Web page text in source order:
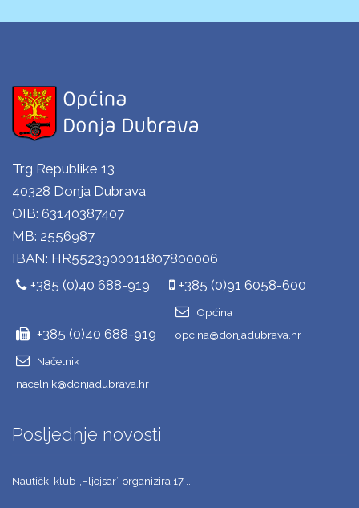
Trg Republike 13
40328 Donja Dubrava
OIB: 63140387407
MB: 2556987
IBAN: HR5523900011807800006
+385 (0)40 688-919
+385 (0)91 6058-600
+385 (0)40 688-919
Općina
opcina@donjadubrava.hr
Načelnik
nacelnik@donjadubrava.hr
Posljednje novosti
Nautički klub „Fljojsar“ organizira 17 ...